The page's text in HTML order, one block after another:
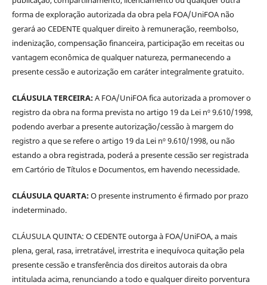
forma de exploração autorizada da obra pela FOA/UniFOA não
gerará ao CEDENTE qualquer direito à remuneração, reembolso,
indenização, compensação financeira, participação em receitas ou
vantagem econômica de qualquer natureza, permanecendo a
presente cessão e autorização em caráter integralmente gratuito.
CLÁUSULA TERCEIRA:A FOA/UniFOA fica autorizada a promover o
registro da obra na forma prevista no artigo 19 da Lei nº 9.610/1998,
podendo averbar a presente autorização/cessão à margem do
registro a que se refere o artigo 19 da Lei nº 9.610/1998, ou não
estando a obra registrada, poderá a presente cessão ser registrada
em Cartório de Títulos e Documentos, em havendo necessidade.
CLÁUSULA QUARTA:O presente instrumento é firmado por prazo
indeterminado.
CLÁUSULA QUINTA: O CEDENTE outorga à FOA/UniFOA, a mais
plena, geral, rasa, irretratável, irrestrita e inequívoca quitação pela
presente cessão e transferência dos direitos autorais da obra
intitulada acima, renunciando a todo e qualquer direito porventura